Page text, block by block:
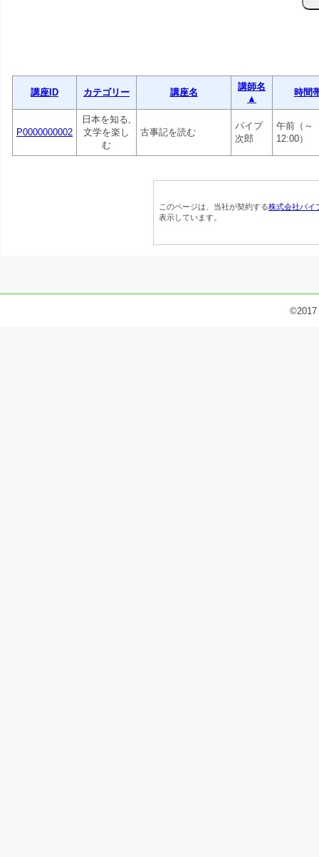
講座ID カテゴリー 講座名
講師名
▲
時間
P0000000002
日本を知る,
文学を楽し
む
古事記を読む
パイプ
次郎
午前（～
12:00）
このページは、当社が契約する株式会社パイ
表示しています。
©2017